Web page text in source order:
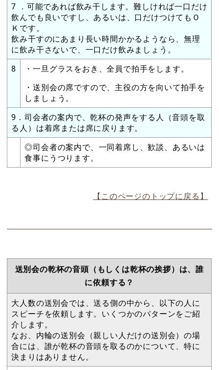
7 ．可能であれば飲み干します。難しければ一口だけ
飲んでも良いですし、あるいは、口だけつけてもＯ
Ｋです。
飲み干すのにあまり長い時間かかるようなら、無理
に飲み干さないで、一口だけ飲みましょう。
8
・一旦グラスをおき、全員で拍手をします。
・送別会の席ですので、主役の方を向いて拍手を
しましょう。
9．司会者の案内で、乾杯の発声をする人（音頭を取
る人）は着席または席に戻ります。
◎司会者の案内で、一同着席し、歓談、あるいは
食事にうつります。
【このページのトップに戻る】
送別会の乾杯の音頭（もしくは乾杯の挨拶）は、誰
に依頼する？
大人数の送別会では、送る側の中から、以下の人に
スピーチを依頼します。いくつかのパターンをご紹
介します。
なお、内輪の送別会（親しい人だけの送別会）の場
合には、誰が乾杯の音頭を取るのかについて、特に
決まりはありません。